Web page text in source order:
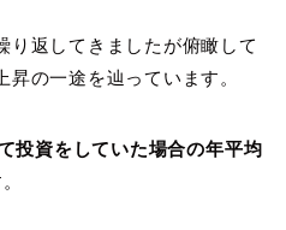
り返してきましたが俯瞰して
の一途を辿っています。
投資をしていた場合の年平均